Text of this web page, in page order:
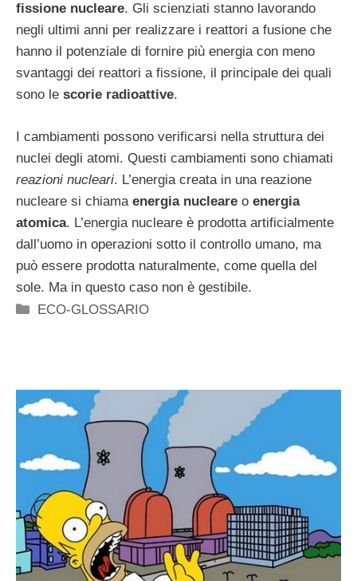
fissione nucleare. Gli scienziati stanno lavorando
negli ultimi anni per realizzare i reattori a fusione che
hanno il potenziale di fornire più energia con meno
svantaggi dei reattori a fissione, il principale dei quali
sono le scorie radioattive.
I cambiamenti possono verificarsi nella struttura dei
nuclei degli atomi. Questi cambiamenti sono chiamati
reazioni nucleari. L’energia creata in una reazione
nucleare si chiama energia nucleare o energia
atomica. L’energia nucleare è prodotta artificialmente
dall’uomo in operazioni sotto il controllo umano, ma
può essere prodotta naturalmente, come quella del
sole. Ma in questo caso non è gestibile.
Categorie
ECO-GLOSSARIO